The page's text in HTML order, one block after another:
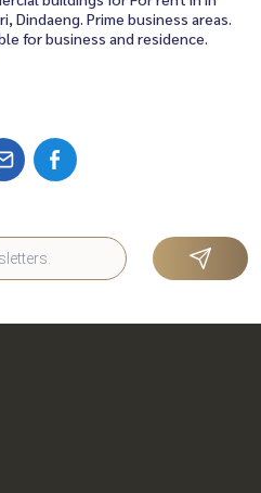
Dindaeng. Prime business areas.
for business and residence.